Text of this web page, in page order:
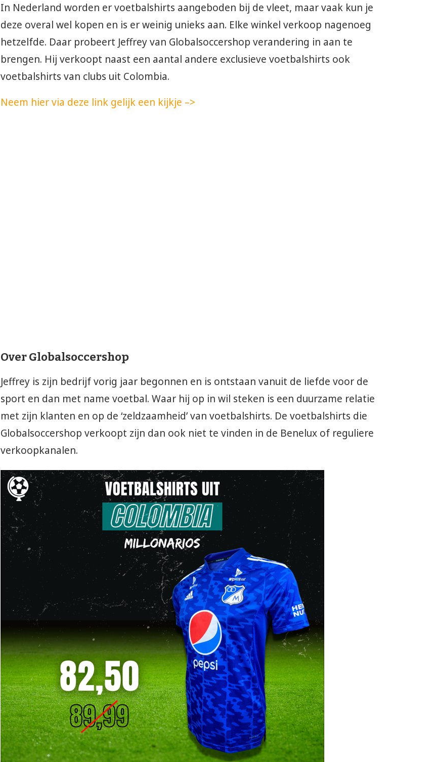
In Nederland worden er voetbalshirts aangeboden bij de vleet, maar vaak kun je
deze overal wel kopen en is er weinig unieks aan. Elke winkel verkoop nagenoeg
hetzelfde. Daar probeert Jeffrey van Globalsoccershop verandering in aan te
brengen. Hij verkoopt naast een aantal andere exclusieve voetbalshirts ook
voetbalshirts van clubs uit Colombia.
Neem hier via deze link gelijk een kijkje –>
Over Globalsoccershop
Jeffrey is zijn bedrijf vorig jaar begonnen en is ontstaan vanuit de liefde voor de
sport en dan met name voetbal. Waar hij op in wil steken is een duurzame relatie
met zijn klanten en op de ‘zeldzaamheid’ van voetbalshirts. De voetbalshirts die
Globalsoccershop verkoopt zijn dan ook niet te vinden in de Benelux of reguliere
verkoopkanalen.